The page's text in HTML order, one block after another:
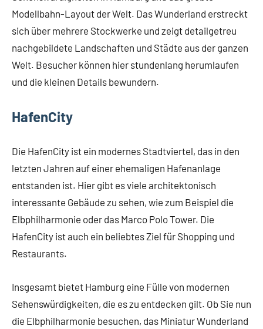
Modellbahn-Layout der Welt. Das Wunderland erstreckt
sich über mehrere Stockwerke und zeigt detailgetreu
nachgebildete Landschaften und Städte aus der ganzen
Welt. Besucher können hier stundenlang herumlaufen
und die kleinen Details bewundern.
HafenCity
Die HafenCity ist ein modernes Stadtviertel, das in den
letzten Jahren auf einer ehemaligen Hafenanlage
entstanden ist. Hier gibt es viele architektonisch
interessante Gebäude zu sehen, wie zum Beispiel die
Elbphilharmonie oder das Marco Polo Tower. Die
HafenCity ist auch ein beliebtes Ziel für Shopping und
Restaurants.
Insgesamt bietet Hamburg eine Fülle von modernen
Sehenswürdigkeiten, die es zu entdecken gilt. Ob Sie nun
die Elbphilharmonie besuchen, das Miniatur Wunderland